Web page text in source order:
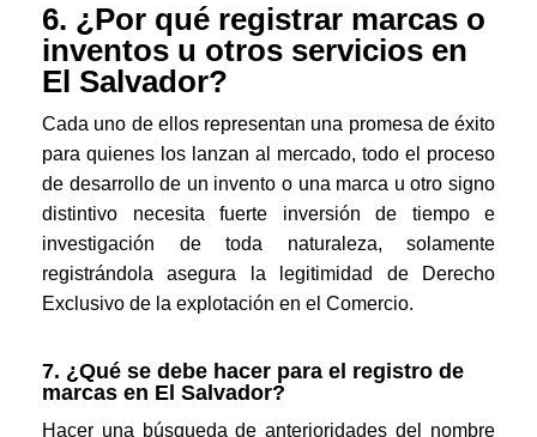
6. ¿Por qué registrar marcas o
inventos u otros servicios en
El Salvador?
Cada uno de ellos representan una promesa de éxito
para quienes los lanzan al mercado, todo el proceso
de desarrollo de un invento o una marca u otro signo
distintivo necesita fuerte inversión de tiempo e
investigación de toda naturaleza, solamente
registrándola asegura la legitimidad de Derecho
Exclusivo de la explotación en el Comercio.
7. ¿Qué se debe hacer para el registro de
marcas en El Salvador?
Hacer una búsqueda de anterioridades del nombre